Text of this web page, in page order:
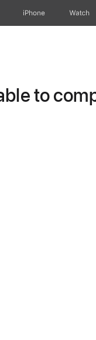
iPhone Watch
to